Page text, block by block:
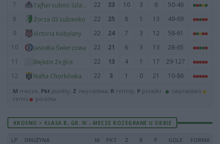
7
Tajfun Łubno Szlacheckie 22 33 10 3 9
50-46
8
Zorza 03 Łubienko 22 25 8 1 13
49-69
9
Victoria Kobylany 22 24 7 3 12
58-61
10
Jasiołka Świerzowa 22 21 6 3 13
28-65
11
Błękitni Żeglce 22 13 4 1 17
29-127
12
Nafta Chorkówka 22 3 1 0 21 10-86
M mecze, Pkt punkty, Z zwycięstwa, R remisy, P porażki ·
zwycięstwo
remis
porażka
KROSNO > KLASA B, GR. IV - MECZE ROZEGRANE U SIEBIE
LP DRUŻYNA M PKT Z R P GOLE FORMA